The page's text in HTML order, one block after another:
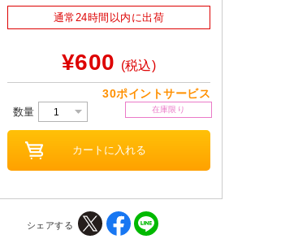
通常24時間以内に出荷
¥600 (税込)
30ポイントサービス
数量 在庫限り
シェアする